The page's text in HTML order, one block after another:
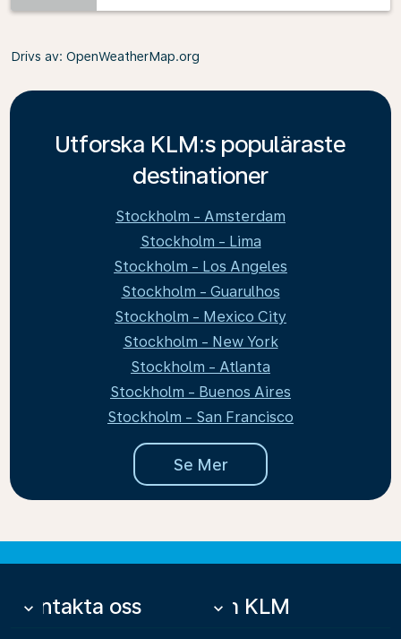
Drivs av: OpenWeatherMap.org
Utforska KLM:s populäraste
destinationer
Stockholm - Amsterdam
Stockholm - Lima
Stockholm - Los Angeles
Stockholm - Guarulhos
Stockholm - Mexico City
Stockholm - New York
Stockholm - Atlanta
Stockholm - Buenos Aires
Stockholm - San Francisco
Se Mer
Kontakta oss
keyboard_arrow_down Om KLM
keyboard_arrow_down